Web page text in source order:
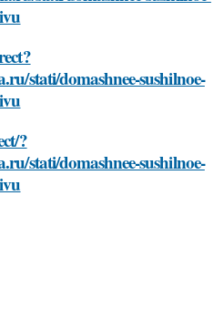
stati/domashnee-sushilnoe-
?
stati/domashnee-sushilnoe-